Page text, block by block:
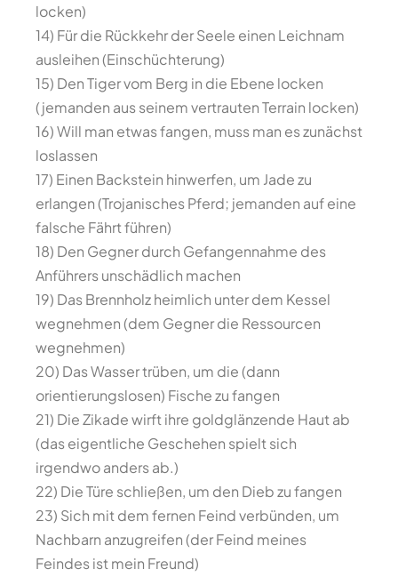
locken)
14) Für die Rückkehr der Seele einen Leichnam
ausleihen (Einschüchterung)
15) Den Tiger vom Berg in die Ebene locken
(jemanden aus seinem vertrauten Terrain locken)
16) Will man etwas fangen, muss man es zunächst
loslassen
17) Einen Backstein hinwerfen, um Jade zu
erlangen (Trojanisches Pferd; jemanden auf eine
falsche Fährt führen)
18) Den Gegner durch Gefangennahme des
Anführers unschädlich machen
19) Das Brennholz heimlich unter dem Kessel
wegnehmen (dem Gegner die Ressourcen
wegnehmen)
20) Das Wasser trüben, um die (dann
orientierungslosen) Fische zu fangen
21) Die Zikade wirft ihre goldglänzende Haut ab
(das eigentliche Geschehen spielt sich
irgendwo anders ab.)
22) Die Türe schließen, um den Dieb zu fangen
23) Sich mit dem fernen Feind verbünden, um
Nachbarn anzugreifen (der Feind meines
Feindes ist mein Freund)